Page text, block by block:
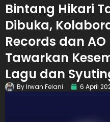
Bintang Hikari
Dibuka,
Records dan
Tawarkan
Lagu dan
ByIrwan Felani 6 April